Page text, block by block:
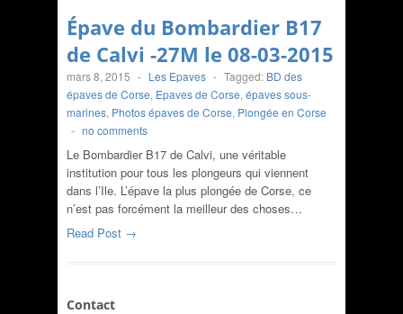
Épave du Bombardier B17
de Calvi -27M le 08-03-2015
mars 8, 2015 - Les Epaves - Tagged: BD des
épaves de Corse, Epaves de Corse, épaves sous-
marines, Photos épaves de Corse, Plongée en Corse
- no comments
Le Bombardier B17 de Calvi, une véritable
institution pour tous les plongeurs qui viennent
dans l’Ile. L’épave la plus plongée de Corse, ce
n’est pas forcément la meilleur des choses…
Read Post →
Contact